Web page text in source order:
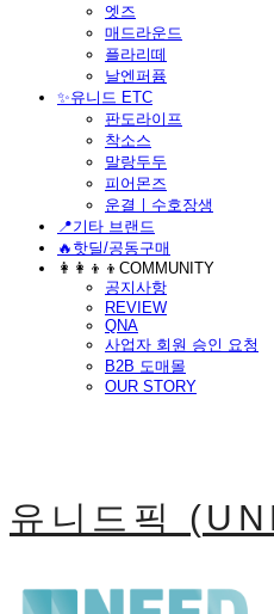
엣즈
매드라운드
플라리떼
날엔퍼퓸
​✨유니드 ETC
판도라이프
착소스
말랑두두
피어몬즈
운결ㅣ수호장생
📍기타 브랜드
🔥핫딜/공동구매
👩‍👩‍👦‍👦COMMUNITY
공지사항
REVIEW
QNA
사업자 회원 승인 요청
B2B 도매몰
OUR STORY
유니드픽